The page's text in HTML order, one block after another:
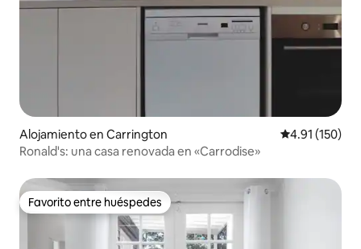
Alojamiento en Carrington Calificación
4.91 (150)
Ronald's: una casa renovada en «Carrodise»
Favorito entre huéspedes
Favorito entre huéspedes